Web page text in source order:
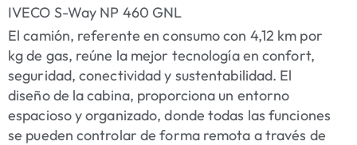
IVECO S-Way NP 460 GNL
El camión, referente en consumo con 4,12 km por
kg de gas, reúne la mejor tecnología en confort,
seguridad, conectividad y sustentabilidad. El
diseño de la cabina, proporciona un entorno
espacioso y organizado, donde todas las funciones
se pueden controlar de forma remota a través de